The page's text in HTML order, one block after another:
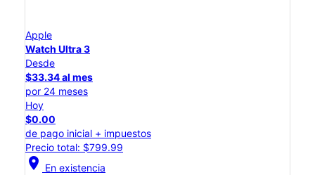
Apple
Watch Ultra 3
Desde
$33.34 al mes
por 24 meses
Hoy
$0.00
de pago inicial + impuestos
Precio total: $799.99
location_on En existencia